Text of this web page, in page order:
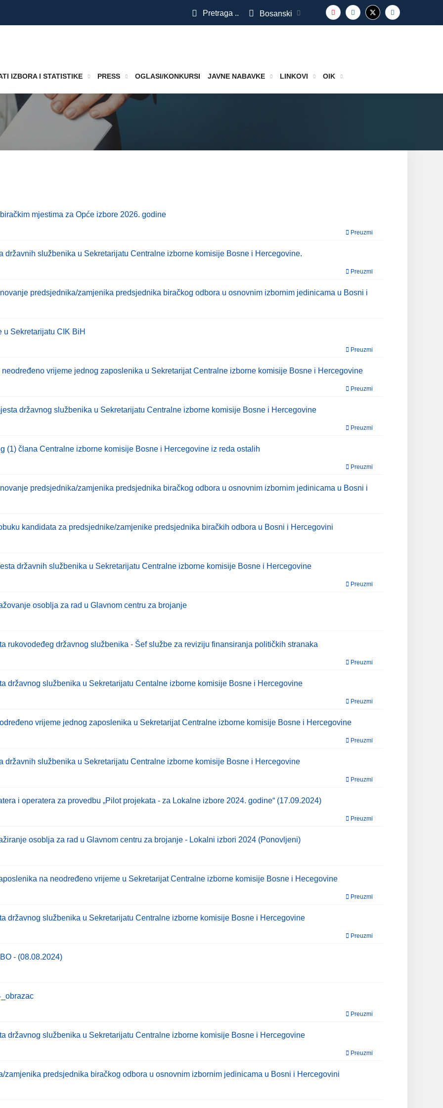
Pretraga .. Bosanski
IZBORA I STATISTIKE PRESS OGLASI/KONKURSI JAVNE NABAVKE LINKOVI OIK
mjestima za Opće izbore 2026. godine
Preuzmi
državnih službenika u Sekretarijatu Centralne izborne komisije Bosne i Hercegovine.
Preuzmi
predsjednika/zamjenika predsjednika biračkog odbora u osnovnim izbornim jedinicama u Bosni i
Sekretarijatu CIK BiH
Preuzmi
vrijeme jednog zaposlenika u Sekretarijat Centralne izborne komisije Bosne i Hercegovine
Preuzmi
državnog službenika u Sekretarijatu Centralne izborne komisije Bosne i Hercegovine
Preuzmi
(1) člana Centralne izborne komisije Bosne i Hercegovine iz reda ostalih
Preuzmi
predsjednika/zamjenika predsjednika biračkog odbora u osnovnim izbornim jedinicama u Bosni i
kandidata za predsjednike/zamjenike predsjednika biračkih odbora u Bosni i Hercegovini
državnih službenika u Sekretarijatu Centralne izborne komisije Bosne i Hercegovine
Preuzmi
osoblja za rad u Glavnom centru za brojanje
rukovodeđeg državnog službenika - Šef službe za reviziju finansiranja političkih stranaka
Preuzmi
državnog službenika u Sekretarijatu Centalne izborne komisije Bosne i Hercegovine
Preuzmi
vrijeme jednog zaposlenika u Sekretarijat Centralne izborne komisije Bosne i Hercegovine
Preuzmi
državnih službenika u Sekretarijatu Centralne izborne komisije Bosne i Hercegovine
Preuzmi
i operatera za provedbu „Pilot projekata - za Lokalne izbore 2024. godine“ (17.09.2024)
Preuzmi
osoblja za rad u Glavnom centru za brojanje - Lokalni izbori 2024 (Ponovljeni)
na neodređeno vrijeme u Sekretarijat Centralne izborne komisije Bosne i Hecegovine
Preuzmi
državnog službenika u Sekretarijatu Centralne izborne komisije Bosne i Hercegovine
Preuzmi
- (08.08.2024)
Preuzmi
državnog službenika u Sekretarijatu Centralne izborne komisije Bosne i Hercegovine
Preuzmi
zamjenika predsjednika biračkog odbora u osnovnim izbornim jedinicama u Bosni i Hercegovini